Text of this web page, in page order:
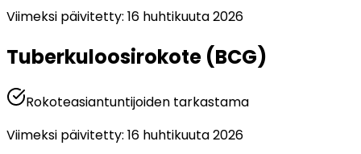
Viimeksi päivitetty: 16 huhtikuuta 2026
Tuberkuloosirokote (BCG)
Rokoteasiantuntijoiden tarkastama
Viimeksi päivitetty: 16 huhtikuuta 2026